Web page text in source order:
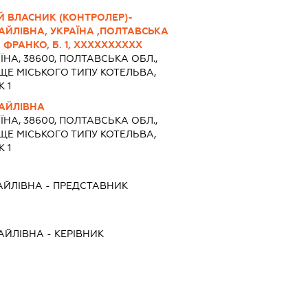
ВЛАСНИК (КОНТРОЛЕР)-
УКРАЇНА ,ПОЛТАВСЬКА
Б. 1, ХХХХХХХХХХ
38600, ПОЛТАВСЬКА ОБЛ.,
МІСЬКОГО ТИПУ КОТЕЛЬВА,
1
38600, ПОЛТАВСЬКА ОБЛ.,
МІСЬКОГО ТИПУ КОТЕЛЬВА,
1
- ПРЕДСТАВНИК
- КЕРІВНИК